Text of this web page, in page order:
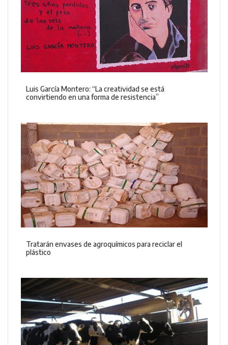
Luis García Montero: “La creatividad se está
convirtiendo en una forma de resistencia”
Tratarán envases de agroquímicos para reciclar el
plástico